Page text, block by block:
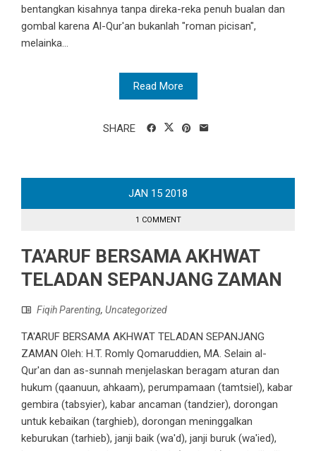
bentangkan kisahnya tanpa direka-reka penuh bualan dan
gombal karena Al-Qur'an bukanlah "roman picisan",
melainka...
Read More
SHARE
JAN 15 2018
1 COMMENT
TA’ARUF BERSAMA AKHWAT
TELADAN SEPANJANG ZAMAN
Fiqih Parenting, Uncategorized
TA'ARUF BERSAMA AKHWAT TELADAN SEPANJANG
ZAMAN Oleh: H.T. Romly Qomaruddien, MA. Selain al-
Qur'an dan as-sunnah menjelaskan beragam aturan dan
hukum (qaanuun, ahkaam), perumpamaan (tamtsiel), kabar
gembira (tabsyier), kabar ancaman (tandzier), dorongan
untuk kebaikan (targhieb), dorongan meninggalkan
keburukan (tarhieb), janji baik (wa'd), janji buruk (wa'ied),